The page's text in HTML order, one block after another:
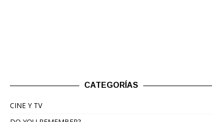
CATEGORÍAS
CINE Y TV